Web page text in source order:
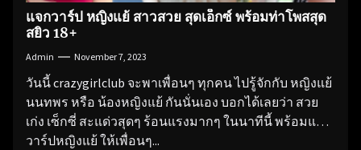
แจกวาร์ป หญิงแย้ สาวสวย สุดเอ็กซ์ พร้อมท่าโพสสุด
สยิว 18+
Admin November 7, 2023
วันนี้ crazygirlclub จะพาเพื่อนๆ ทุกคน ไปรู้จักกับ หญิงแย้
นนทพร หรือ น้องหญิงแย้ กันนั่นเอง บอกได้เลยว่า สวย
เก่ง เซ็กซี่ สะแด่วสุดๆ ร้อนแรงมากๆ ในนาทีนี้ พร้อมแจก
วาร์ปหญิงแย้ ให้เพื่อนๆ...